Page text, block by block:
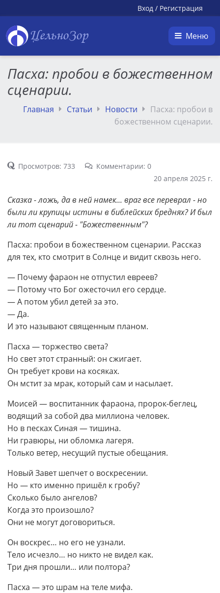
Вход / Регистрация
ЦельноЗор Меню
Пасха: пробои в божественном
сценарии.
Главная Статьи Новости
Пасха: пробои в
божественном сценарии.
Просмотров: 733
Комментарии: 0
20 апреля 2025 г.
Сказка - ложь, да в ней намек... враг все переврал - но
были ли крупицы истины в библейских бреднях? И был
ли тот сценарий - "Божественным"?
Пасха: пробои в божественном сценарии. Рассказ
для тех, кто смотрит в Солнце и видит сквозь него.
— Почему фараон не отпустил евреев?
— Потому что Бог ожесточил его сердце.
— А потом убил детей за это.
— Да.
И это называют священным планом.
Пасха — торжество света?
Но свет этот странный: он сжигает.
Он требует крови на косяках.
Он мстит за мрак, который сам и насылает.
Моисей — воспитанник фараона, пророк-беглец,
водящий за собой два миллиона человек.
Но в песках Синая — тишина.
Ни гравюры, ни обломка лагеря.
Только ветер, несущий пустые обещания.
Новый Завет шепчет о воскресении.
Но — кто именно пришёл к гробу?
Сколько было ангелов?
Когда это произошло?
Они не могут договориться.
Он воскрес… но его не узнали.
Тело исчезло… но никто не видел как.
Три дня прошли… или полтора?
Пасха — это шрам на теле мифа.